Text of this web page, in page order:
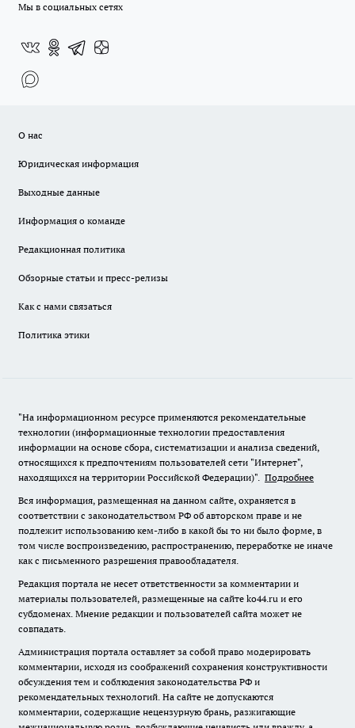
Мы в социальных сетях
О нас
Юридическая информация
Выходные данные
Информация о команде
Редакционная политика
Обзорные статьи и пресс-релизы
Как с нами связаться
Политика этики
"На информационном ресурсе применяются рекомендательные
технологии (информационные технологии предоставления
информации на основе сбора, систематизации и анализа сведений,
относящихся к предпочтениям пользователей сети "Интернет",
находящихся на территории Российской Федерации)". Подробнее
Вся информация, размещенная на данном сайте, охраняется в
соответствии с законодательством РФ об авторском праве и не
подлежит использованию кем-либо в какой бы то ни было форме, в
том числе воспроизведению, распространению, переработке не иначе
как с письменного разрешения правообладателя.
Редакция портала не несет ответственности за комментарии и
материалы пользователей, размещенные на сайте ko44.ru и его
субдоменах. Мнение редакции и пользователей сайта может не
совпадать.
Администрация портала оставляет за собой право модерировать
комментарии, исходя из соображений сохранения конструктивности
обсуждения тем и соблюдения законодательства РФ и
рекомендательных технологий. На сайте не допускаются
комментарии, содержащие нецензурную брань, разжигающие